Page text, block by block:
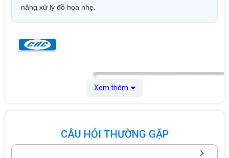
năng xử lý đồ họa nhẹ.
Xem thêm
CÂU HỎI THƯỜNG GẶP